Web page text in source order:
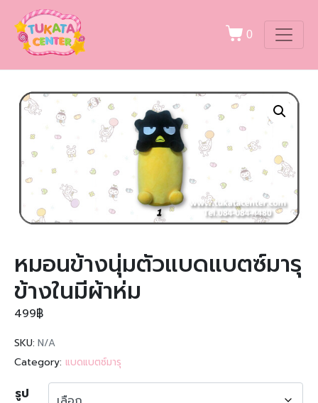
0
หมอนข้างนุ่มตัวแบดแบตซ์มารุ
ข้างในมีผ้าห่ม
499฿
SKU: N/A
Category: แบดแบตซ์มารุ
รูป